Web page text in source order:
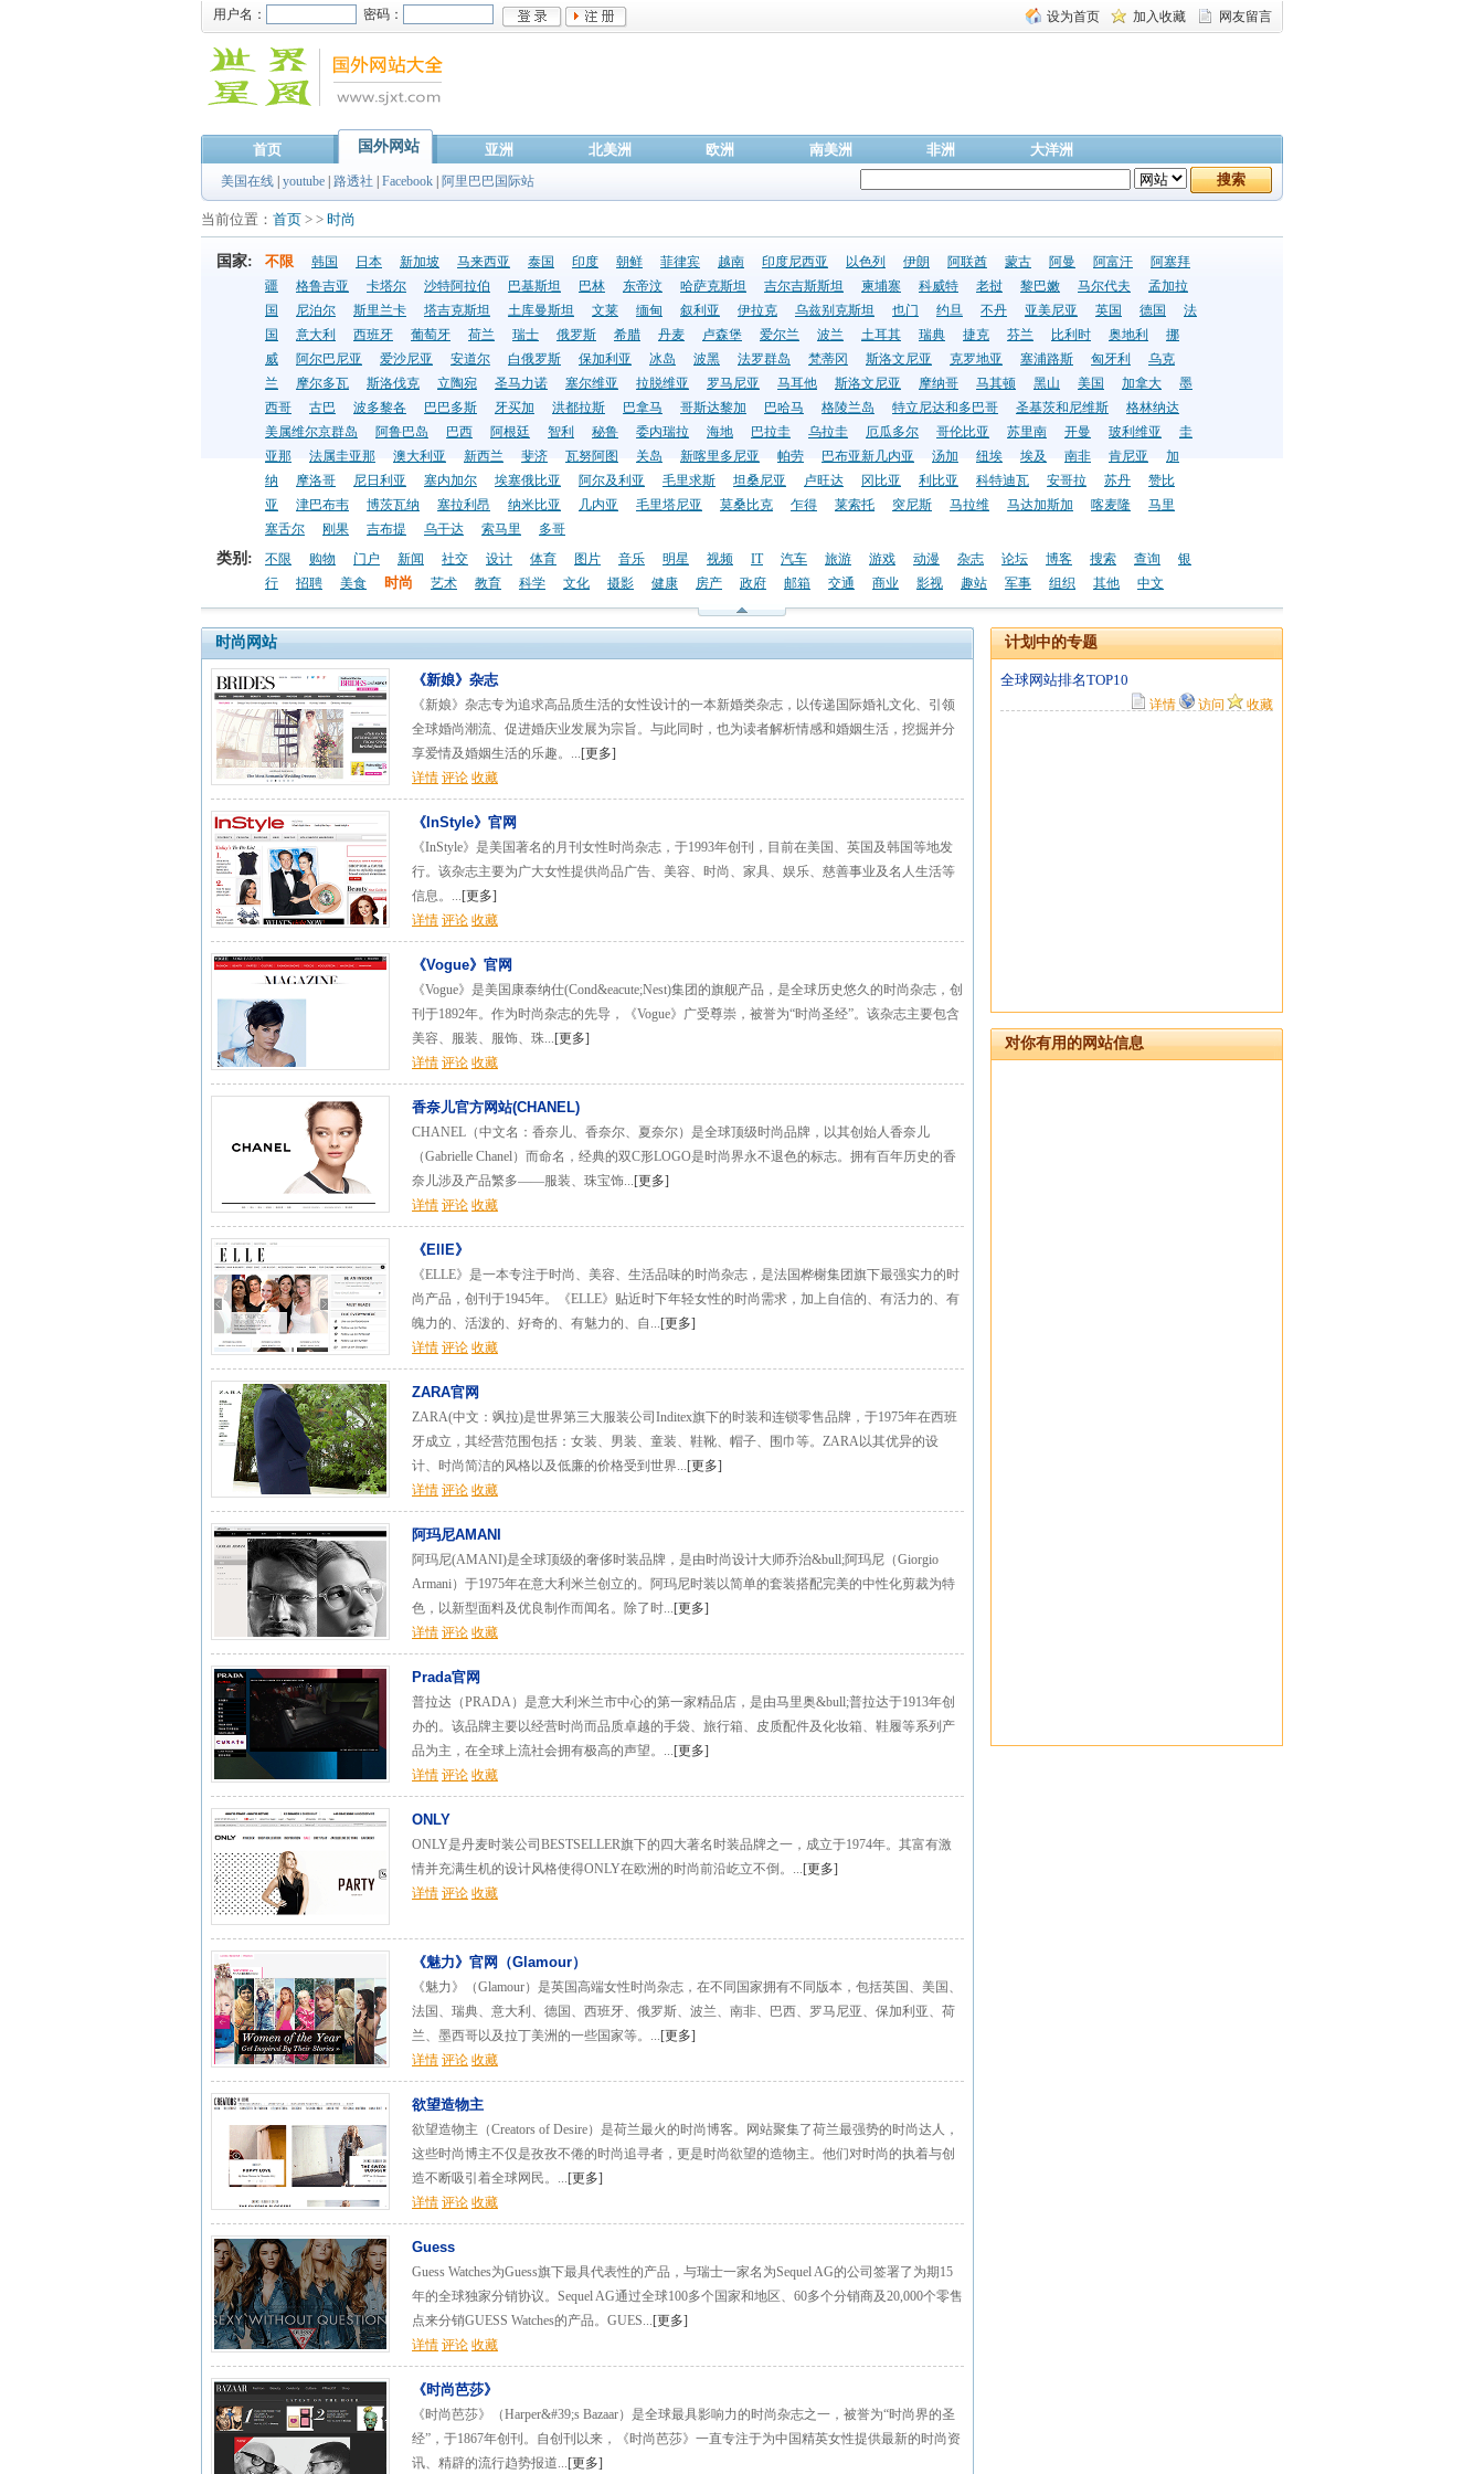
用户名： 密码： 设为首页 加入收藏 网友留言
首页 国外网站 亚洲 北美洲 欧洲 南美洲 非洲 大洋洲
美国在线 youtube 路透社 Facebook 阿里巴巴国际站
当前位置： 首页 > > 时尚
国家: 不限 韩国 日本 新加坡 马来西亚 泰国 印度 朝鲜 菲律宾 越南 印度尼西亚 以色列 伊朗 阿联酋 蒙古 阿曼 阿富汗
阿塞拜
疆
格鲁吉亚 卡塔尔 沙特阿拉伯 巴基斯坦 巴林 东帝汶 哈萨克斯坦 吉尔吉斯斯坦 柬埔寨 科威特 老挝 黎巴嫩 马尔代夫
孟加拉
国
尼泊尔 斯里兰卡 塔吉克斯坦 土库曼斯坦 文莱 缅甸 叙利亚 伊拉克 乌兹别克斯坦 也门 约旦 不丹 亚美尼亚 英国 德国
法
国
意大利 西班牙 葡萄牙 荷兰 瑞士 俄罗斯 希腊 丹麦 卢森堡 爱尔兰 波兰 土耳其 瑞典 捷克 芬兰 比利时 奥地利
挪
威
阿尔巴尼亚 爱沙尼亚 安道尔 白俄罗斯 保加利亚 冰岛 波黑 法罗群岛 梵蒂冈 斯洛文尼亚 克罗地亚 塞浦路斯 匈牙利
乌克
兰
摩尔多瓦 斯洛伐克 立陶宛 圣马力诺 塞尔维亚 拉脱维亚 罗马尼亚 马耳他 斯洛文尼亚 摩纳哥 马其顿 黑山 美国 加拿大
墨
西哥
古巴 波多黎各 巴巴多斯 牙买加 洪都拉斯 巴拿马 哥斯达黎加 巴哈马 格陵兰岛 特立尼达和多巴哥 圣基茨和尼维斯
格林纳达
美属维尔京群岛
阿鲁巴岛 巴西 阿根廷 智利 秘鲁 委内瑞拉 海地 巴拉圭 乌拉圭 厄瓜多尔 哥伦比亚 苏里南 开曼 玻利维亚
圭
亚那
法属圭亚那 澳大利亚 新西兰 斐济 瓦努阿图 关岛 新喀里多尼亚 帕劳 巴布亚新几内亚 汤加 纽埃 埃及 南非 肯尼亚
加
纳
摩洛哥 尼日利亚 塞内加尔 埃塞俄比亚 阿尔及利亚 毛里求斯 坦桑尼亚 卢旺达 冈比亚 利比亚 科特迪瓦 安哥拉 苏丹
赞比
亚
津巴布韦 博茨瓦纳 塞拉利昂 纳米比亚 几内亚 毛里塔尼亚 莫桑比克 乍得 莱索托 突尼斯 马拉维 马达加斯加 喀麦隆
马里
塞舌尔
刚果 吉布提 乌干达 索马里 多哥
类别: 不限 购物 门户 新闻 社交 设计 体育 图片 音乐 明星 视频 IT 汽车 旅游 游戏 动漫 杂志 论坛 博客 搜索 查询
银
行
招聘 美食 时尚 艺术 教育 科学 文化 摄影 健康 房产 政府 邮箱 交通 商业 影视 趣站 军事 组织 其他 中文
时尚网站
《新娘》杂志
《新娘》杂志专为追求高品质生活的女性设计的一本新婚类杂志，以传递国际婚礼文化、引领
全球婚尚潮流、促进婚庆业发展为宗旨。与此同时，也为读者解析情感和婚姻生活，挖掘并分
享爱情及婚姻生活的乐趣。...[更多]
详情 评论 收藏
《InStyle》官网
《InStyle》是美国著名的月刊女性时尚杂志，于1993年创刊，目前在美国、英国及韩国等地发
行。该杂志主要为广大女性提供尚品广告、美容、时尚、家具、娱乐、慈善事业及名人生活等
信息。...[更多]
详情 评论 收藏
《Vogue》官网
《Vogue》是美国康泰纳仕(Cond&eacute;Nest)集团的旗舰产品，是全球历史悠久的时尚杂志，创
刊于1892年。作为时尚杂志的先导，《Vogue》广受尊崇，被誉为“时尚圣经”。该杂志主要包含
美容、服装、服饰、珠...[更多]
详情 评论 收藏
香奈儿官方网站(CHANEL)
CHANEL（中文名：香奈儿、香奈尔、夏奈尔）是全球顶级时尚品牌，以其创始人香奈儿
（Gabrielle Chanel）而命名，经典的双C形LOGO是时尚界永不退色的标志。拥有百年历史的香
奈儿涉及产品繁多——服装、珠宝饰...[更多]
详情 评论 收藏
《EllE》
《ELLE》是一本专注于时尚、美容、生活品味的时尚杂志，是法国桦榭集团旗下最强实力的时
尚产品，创刊于1945年。《ELLE》贴近时下年轻女性的时尚需求，加上自信的、有活力的、有
魄力的、活泼的、好奇的、有魅力的、自...[更多]
详情 评论 收藏
ZARA官网
ZARA(中文：飒拉)是世界第三大服装公司Inditex旗下的时装和连锁零售品牌，于1975年在西班
牙成立，其经营范围包括：女装、男装、童装、鞋靴、帽子、围巾等。ZARA以其优异的设
计、时尚简洁的风格以及低廉的价格受到世界...[更多]
详情 评论 收藏
阿玛尼AMANI
阿玛尼(AMANI)是全球顶级的奢侈时装品牌，是由时尚设计大师乔治&bull;阿玛尼（Giorgio
Armani）于1975年在意大利米兰创立的。阿玛尼时装以简单的套装搭配完美的中性化剪裁为特
色，以新型面料及优良制作而闻名。除了时...[更多]
详情 评论 收藏
Prada官网
普拉达（PRADA）是意大利米兰市中心的第一家精品店，是由马里奥&bull;普拉达于1913年创
办的。该品牌主要以经营时尚而品质卓越的手袋、旅行箱、皮质配件及化妆箱、鞋履等系列产
品为主，在全球上流社会拥有极高的声望。...[更多]
详情 评论 收藏
ONLY
ONLY是丹麦时装公司BESTSELLER旗下的四大著名时装品牌之一，成立于1974年。其富有激
情并充满生机的设计风格使得ONLY在欧洲的时尚前沿屹立不倒。...[更多]
详情 评论 收藏
《魅力》官网（Glamour）
《魅力》（Glamour）是英国高端女性时尚杂志，在不同国家拥有不同版本，包括英国、美国、
法国、瑞典、意大利、德国、西班牙、俄罗斯、波兰、南非、巴西、罗马尼亚、保加利亚、荷
兰、墨西哥以及拉丁美洲的一些国家等。...[更多]
详情 评论 收藏
欲望造物主
欲望造物主（Creators of Desire）是荷兰最火的时尚博客。网站聚集了荷兰最强势的时尚达人，
这些时尚博主不仅是孜孜不倦的时尚追寻者，更是时尚欲望的造物主。他们对时尚的执着与创
造不断吸引着全球网民。...[更多]
详情 评论 收藏
Guess
Guess Watches为Guess旗下最具代表性的产品，与瑞士一家名为Sequel AG的公司签署了为期15
年的全球独家分销协议。Sequel AG通过全球100多个国家和地区、60多个分销商及20,000个零售
点来分销GUESS Watches的产品。GUES...[更多]
详情 评论 收藏
《时尚芭莎》
《时尚芭莎》（Harper&#39;s Bazaar）是全球最具影响力的时尚杂志之一，被誉为“时尚界的圣
经”，于1867年创刊。自创刊以来，《时尚芭莎》一直专注于为中国精英女性提供最新的时尚资
讯、精辟的流行趋势报道...[更多]
计划中的专题
全球网站排名TOP10
详情 访问 收藏
对你有用的网站信息